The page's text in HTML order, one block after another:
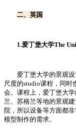
二、英国
1.爱丁堡大学The
爱丁堡大学的景观设
尺度的studio课程，同时
会。课程上，爱丁堡大
兰、苏格兰等地的景观
院，所以设备等方面都
模型制作的需求。